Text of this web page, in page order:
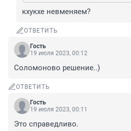
кхукхе невменяем?
ОТВЕТИТЬ
Гость
19 июля 2023, 00:12
Соломоново решение..)
ОТВЕТИТЬ
Гость
19 июля 2023, 00:11
Это справедливо.